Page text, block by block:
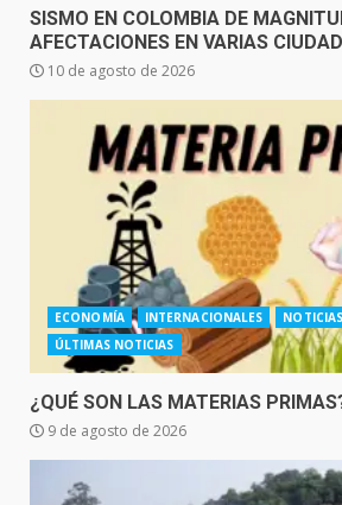
SISMO EN COLOMBIA DE
AFECTACIONES EN VARIAS
10 de agosto de 2026
ECONOMÍA INTERNACIONALES
NOTICIAS
ÚLTIMAS NOTICIAS
¿QUÉ SON LAS MATERIAS
9 de agosto de 2026